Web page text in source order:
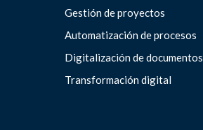
Gestión de proyectos
Automatización de procesos
Digitalización de documentos
Transformación digital